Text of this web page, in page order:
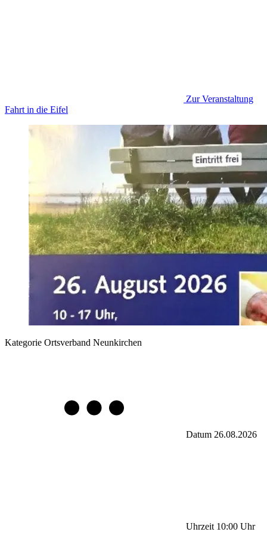
Zur Veranstaltung
Fahrt in die Eifel
Kategorie Ortsverband Neunkirchen
Datum 26.08.2026
Uhrzeit 10:00 Uhr